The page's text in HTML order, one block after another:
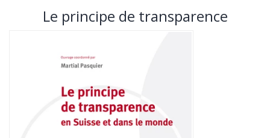
Le principe de transparence